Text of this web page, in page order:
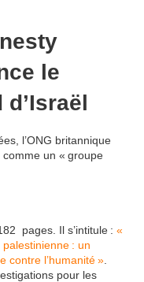
le
l’ONG britannique
un « groupe
pages. Il s’intitule : «
palestinienne : un
contre l’humanité »
pour les